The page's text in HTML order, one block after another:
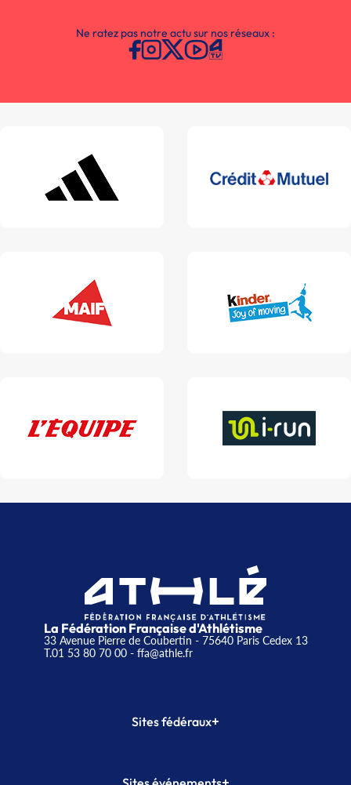
Ne ratez pas notre actu sur nos réseaux :
La Fédération Française d'Athlétisme
33 Avenue Pierre de Coubertin - 75640 Paris Cedex 13
T.01 53 80 70 00- ffa@athle.fr
Sites fédéraux+